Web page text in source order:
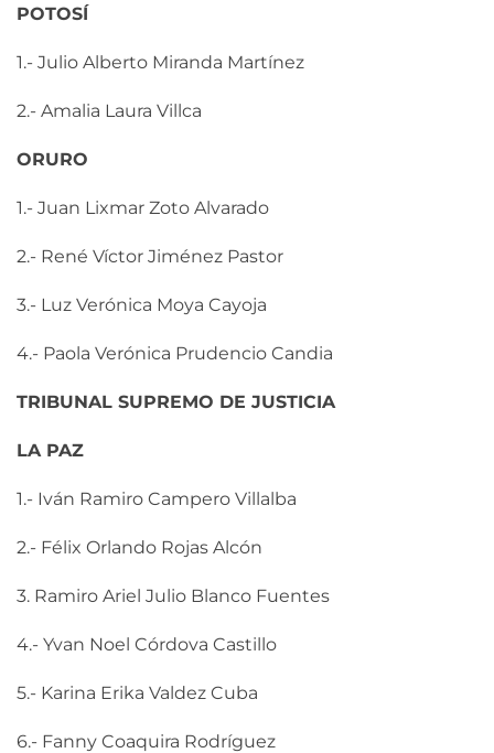
POTOSÍ
1.- Julio Alberto Miranda Martínez
2.- Amalia Laura Villca
ORURO
1.- Juan Lixmar Zoto Alvarado
2.- René Víctor Jiménez Pastor
3.- Luz Verónica Moya Cayoja
4.- Paola Verónica Prudencio Candia
TRIBUNAL SUPREMO DE JUSTICIA
LA PAZ
1.- Iván Ramiro Campero Villalba
2.- Félix Orlando Rojas Alcón
3. Ramiro Ariel Julio Blanco Fuentes
4.- Yvan Noel Córdova Castillo
5.- Karina Erika Valdez Cuba
6.- Fanny Coaquira Rodríguez